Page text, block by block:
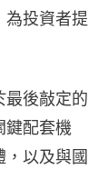
為投資者提
最後敲定的
鍵配套機
以及與國